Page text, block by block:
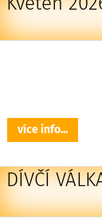
více info...
DÍVČÍ